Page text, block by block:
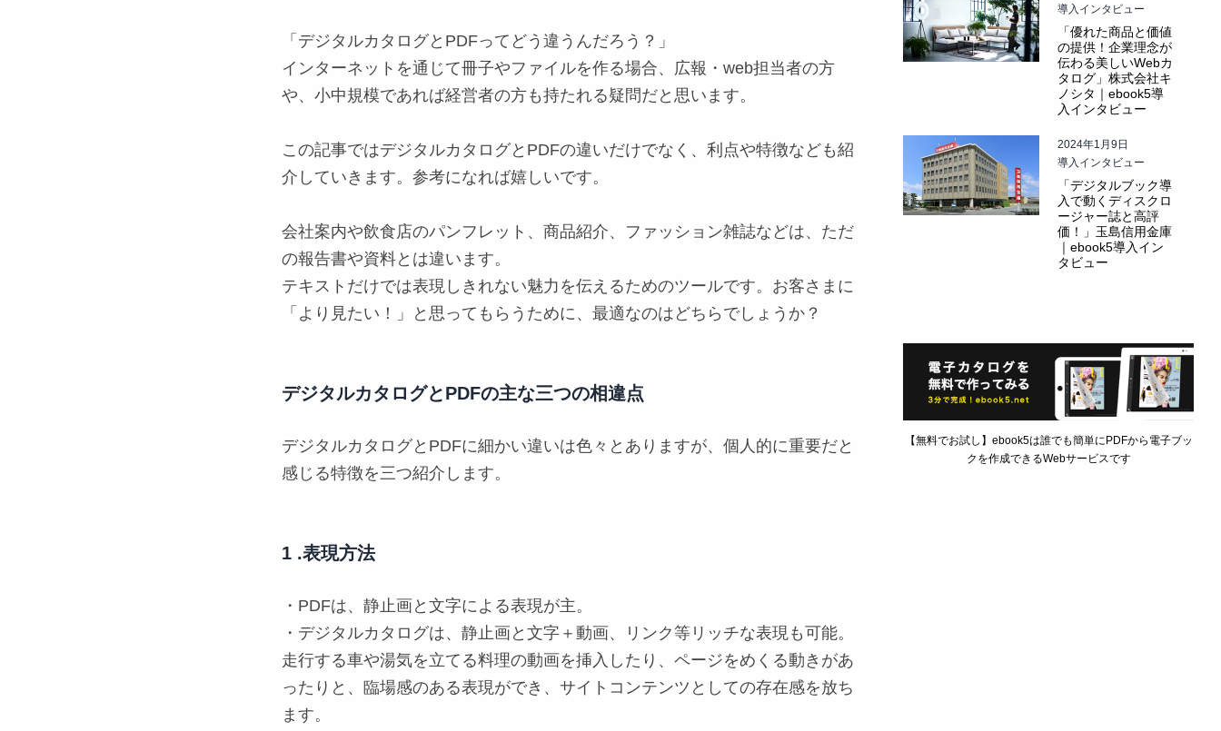
「デジタルカタログとPDFってどう違うんだろう？」
インターネットを通じて冊子やファイルを作る場合、広報・web担当者の方
や、小中規模であれば経営者の方も持たれる疑問だと思います。
この記事ではデジタルカタログとPDFの違いだけでなく、利点や特徴なども紹
介していきます。参考になれば嬉しいです。
会社案内や飲食店のパンフレット、商品紹介、ファッション雑誌などは、ただ
の報告書や資料とは違います。
テキストだけでは表現しきれない魅力を伝えるためのツールです。お客さまに
「より見たい！」と思ってもらうために、最適なのはどちらでしょうか？
デジタルカタログとPDFの主な三つの相違点
デジタルカタログとPDFに細かい違いは色々とありますが、個人的に重要だと
感じる特徴を三つ紹介します。
1 .表現方法
・PDFは、 静止画と文字による表現が主。
・デジタルカタログは、静止画と文字＋動画、リンク等 リッチな表現も可能。
走行する車や湯気を立てる料理の動画を挿入したり、 ページをめくる動き があ
ったりと、臨場感のある表現ができ、サイトコンテンツとしての存在感を放ち
ます。
導入インタビュー
「優れた商品と価値
の提供！企業理念が
伝わる美しいWebカ
タログ」株式会社キ
ノシタ｜ebook5導
入インタビュー
2024年1月9日
導入インタビュー
「デジタルブック導
入で動くディスクロ
ージャー誌と高評
価！」玉島信用金庫
｜ebook5導入イン
タビュー
【無料でお試し】ebook5は誰でも簡単にPDFから電子ブッ
クを作成できるWebサービスです